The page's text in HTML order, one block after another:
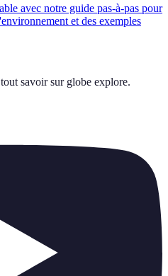
avec notre guide pas-à-pas pour
et des exemples
savoir sur globe explore.